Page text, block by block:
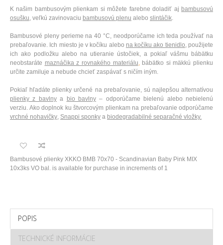
K našim bambusovým plienkam si môžete farebne doladiť aj bambusovú
osušku, veľkú zavinovaciu bambusovú plenu alebo slintáčik.
Bambusové pleny perieme na 40 °C, neodporúčame ich teda používať na
prebaľovanie. Ich miesto je v kočíku alebo na kočíku ako tienidlo,použijete
ich ako podložku alebo na utieranie ústočiek, a pokiaľ vášmu bábätku
neobstaráte maznáčika z rovnakého materiálu,bábätko si mäkkú plienku
určite zamiluje a nebude chcieť zaspávať s ničím iným.
Pokiaľ hľadáte plienky určené na prebaľovanie, sú najlepšou alternatívou
plienky z bavlnya bio bavlny – odporúčame bielenú alebo nebielenú
verziu. Ako doplnok ku štvorcovým plienkam na prebaľovanie odporúčame
vrchné nohavičky, Snappi sponky a biodegradabilné separačné vložky.
Bambusové plienky XKKO BMB 70x70 - Scandinavian Baby Pink MIX
10x3ks VO bal. is available for purchase in increments of 1
POPIS
TECHNICKÉ INFORMÁCIE